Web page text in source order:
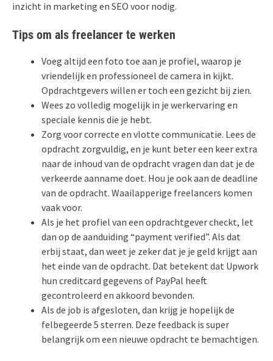
inzicht in marketing en SEO voor nodig.
Tips om als freelancer te werken
Voeg altijd een foto toe aan je profiel, waarop je
vriendelijk en professioneel de camera in kijkt.
Opdrachtgevers willen er toch een gezicht bij zien.
Wees zo volledig mogelijk in je werkervaring en
speciale kennis die je hebt.
Zorg voor correcte en vlotte communicatie. Lees de
opdracht zorgvuldig, en je kunt beter een keer extra
naar de inhoud van de opdracht vragen dan dat je de
verkeerde aanname doet. Hou je ook aan de deadline
van de opdracht. Waailapperige freelancers komen
vaak voor.
Als je het profiel van een opdrachtgever checkt, let
dan op de aanduiding “payment verified”. Als dat
erbij staat, dan weet je zeker dat je je geld krijgt aan
het einde van de opdracht. Dat betekent dat Upwork
hun creditcard gegevens of PayPal heeft
gecontroleerd en akkoord bevonden.
Als de job is afgesloten, dan krijg je hopelijk de
felbegeerde 5 sterren. Deze feedback is super
belangrijk om een nieuwe opdracht te bemachtigen.